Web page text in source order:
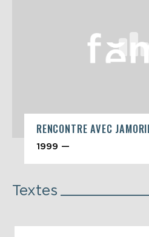
RENCONTRE AVEC
1999 —
Textes